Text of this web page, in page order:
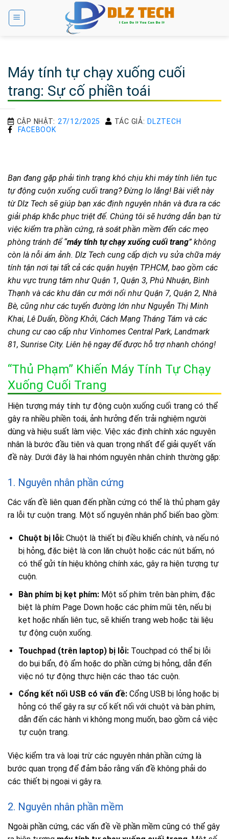
Máy tính tự chạy xuống cuối
trang: Sự cố phiền toái
CẬP NHẬT: 27/12/2025 TÁC GIẢ: DLZTECH
FACEBOOK
Bạn đang gặp phải tình trạng khó chịu khi máy tính liên tục
tự động cuộn xuống cuối trang? Đừng lo lắng! Bài viết này
từ Dlz Tech sẽ giúp bạn xác định nguyên nhân và đưa ra các
giải pháp khắc phục triệt để. Chúng tôi sẽ hướng dẫn bạn từ
việc kiểm tra phần cứng, rà soát phần mềm đến các mẹo
phòng tránh để “máy tính tự chạy xuống cuối trang” không
còn là nỗi ám ảnh. Dlz Tech cung cấp dịch vụ sửa chữa máy
tính tận nơi tại tất cả các quận huyện TP.HCM, bao gồm các
khu vực trung tâm như Quận 1, Quận 3, Phú Nhuận, Bình
Thạnh và các khu dân cư mới nổi như Quận 7, Quận 2, Nhà
Bè, cũng như các tuyến đường lớn như Nguyễn Thị Minh
Khai, Lê Duẩn, Đồng Khởi, Cách Mạng Tháng Tám và các
chung cư cao cấp như Vinhomes Central Park, Landmark
81, Sunrise City. Liên hệ ngay để được hỗ trợ nhanh chóng!
“Thủ Phạm” Khiến Máy Tính Tự Chạy
Xuống Cuối Trang
Hiện tượng máy tính tự động cuộn xuống cuối trang có thể
gây ra nhiều phiền toái, ảnh hưởng đến trải nghiệm người
dùng và hiệu suất làm việc. Việc xác định chính xác nguyên
nhân là bước đầu tiên và quan trọng nhất để giải quyết vấn
đề này. Dưới đây là hai nhóm nguyên nhân chính thường gặp:
1. Nguyên nhân phần cứng
Các vấn đề liên quan đến phần cứng có thể là thủ phạm gây
ra lỗi tự cuộn trang. Một số nguyên nhân phổ biến bao gồm:
Chuột bị lỗi:Chuột là thiết bị điều khiển chính, và nếu nó
bị hỏng, đặc biệt là con lăn chuột hoặc các nút bấm, nó
có thể gửi tín hiệu không chính xác, gây ra hiện tượng tự
cuộn.
Bàn phím bị kẹt phím:Một số phím trên bàn phím, đặc
biệt là phím Page Down hoặc các phím mũi tên, nếu bị
kẹt hoặc nhấn liên tục, sẽ khiến trang web hoặc tài liệu
tự động cuộn xuống.
Touchpad (trên laptop) bị lỗi:Touchpad có thể bị lỗi
do bụi bẩn, độ ẩm hoặc do phần cứng bị hỏng, dẫn đến
việc nó tự động thực hiện các thao tác cuộn.
Cổng kết nối USB có vấn đề:Cổng USB bị lỏng hoặc bị
hỏng có thể gây ra sự cố kết nối với chuột và bàn phím,
dẫn đến các hành vi không mong muốn, bao gồm cả việc
tự cuộn trang.
Việc kiểm tra và loại trừ các nguyên nhân phần cứng là
bước quan trọng để đảm bảo rằng vấn đề không phải do
các thiết bị ngoại vi gây ra.
2. Nguyên nhân phần mềm
Ngoài phần cứng, các vấn đề về phần mềm cũng có thể gây